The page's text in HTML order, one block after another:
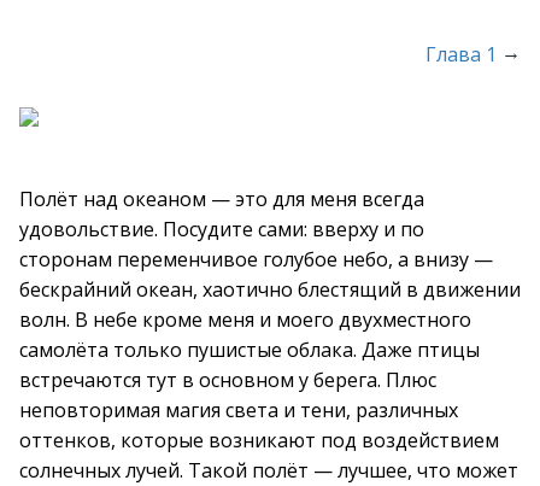
Глава 1 →
Полёт над океаном — это для меня всегда
удовольствие. Посудите сами: вверху и по
сторонам переменчивое голубое небо, а внизу —
бескрайний океан, хаотично блестящий в движении
волн. В небе кроме меня и моего двухместного
самолёта только пушистые облака. Даже птицы
встречаются тут в основном у берега. Плюс
неповторимая магия света и тени, различных
оттенков, которые возникают под воздействием
солнечных лучей. Такой полёт — лучшее, что может